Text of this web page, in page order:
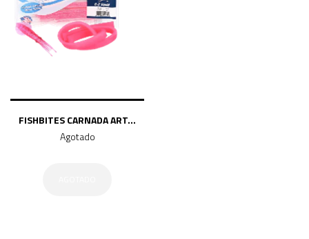
FISHBITES CARNADA ART...
Agotado